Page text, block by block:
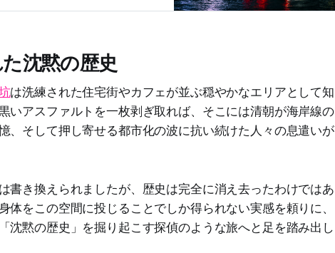
沈黙の歴史
は洗練された住宅街やカフェが並ぶ穏やかなエリアとして知
いアスファルトを一枚剥ぎ取れば、そこには清朝が海岸線の
、そして押し寄せる都市化の波に抗い続けた人々の息遣いが
書き換えられましたが、歴史は完全に消え去ったわけではあ
体をこの空間に投じることでしか得られない実感を頼りに、
沈黙の歴史」を掘り起こす探偵のような旅へと足を踏み出し